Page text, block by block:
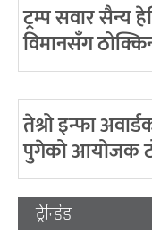
ट्रम्प सवार सैन्य
विमानसँग
तेश्रो इन्फा
पुगेको आयोजक
ट्रेन्डिङ